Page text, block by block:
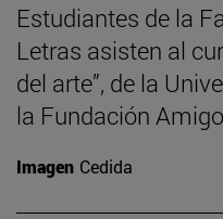
Estudiantes de la
Letras asisten al
del arte”, de la
la Fundación
Imagen Cedida